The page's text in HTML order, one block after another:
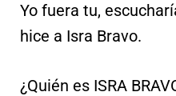
Yo fuera tu,
hice a Isra Bravo.
¿Quién es ISRA